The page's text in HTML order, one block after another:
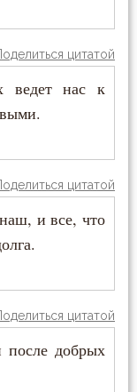
цитатой
ведет нас к
цитатой
и все, что
цитатой
после добрых